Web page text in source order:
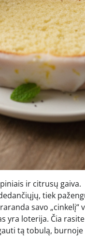
ir citrusų gaiva.
tiek
savo „cinkelį“
yra loterija. Čia
tą tobulą, burnoje